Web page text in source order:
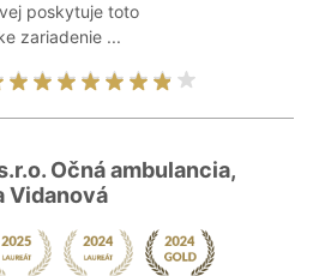
poskytuje toto
zariadenie ...
Očná ambulancia,
Vidanová